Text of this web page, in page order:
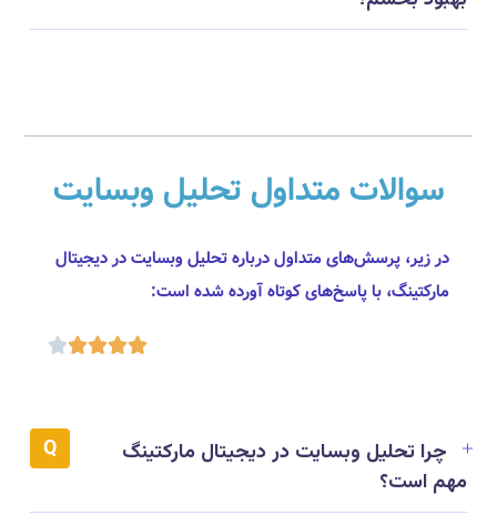
سوالات متداول تحلیل وبسایت
در زیر، پرسش‌های متداول درباره تحلیل وبسایت در دیجیتال
مارکتینگ، با پاسخ‌های کوتاه آورده شده است:





چرا تحلیل وبسایت در دیجیتال مارکتینگ
مهم است؟